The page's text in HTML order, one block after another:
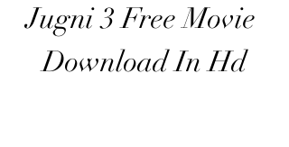
Jugni 3 Free Movie
Download In Hd